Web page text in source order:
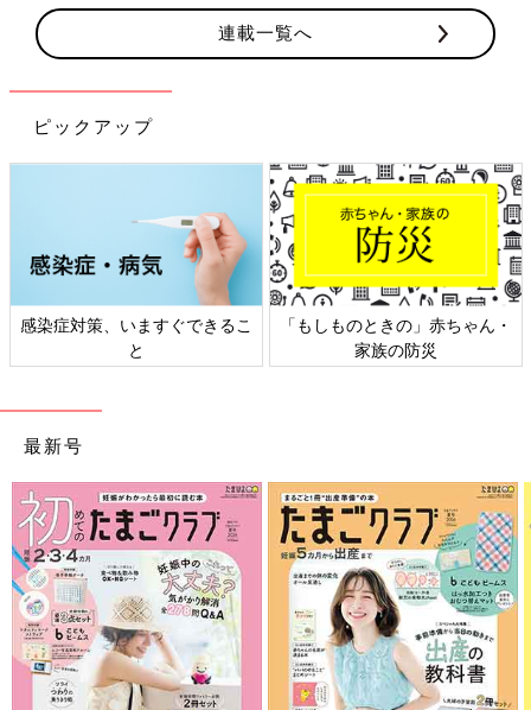
連載一覧へ
ピックアップ
感染症対策、いますぐできるこ
と
「もしものときの」赤ちゃん・
家族の防災
最新号